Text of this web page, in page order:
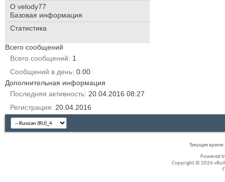
О velody77
Базовая информация
Статистика
Всего сообщений
Всего сообщений
1
Сообщений в день 0.00
Дополнительная информация
Последняя активность 20.04.2016 08:27
Регистрация
20.04.2016
Текущее время:
Powered
Copyright © 2026